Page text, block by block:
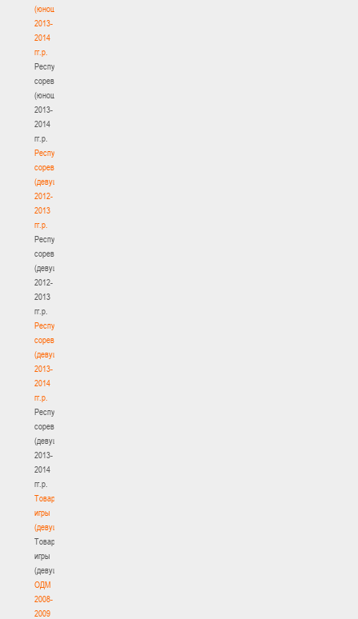
(юноши)
2013-
2014
гг.р.
Республиканские
соревнования
(юноши)
2013-
2014
гг.р.
Республиканские
соревнования
(девушки)
2012-
2013
гг.р.
Республиканские
соревнования
(девушки)
2012-
2013
гг.р.
Республиканские
соревнования
(девушки)
2013-
2014
гг.р.
Республиканские
соревнования
(девушки)
2013-
2014
гг.р.
Товарищеские
игры
(девушки)
Товарищеские
игры
(девушки)
ОДМ
2008-
2009